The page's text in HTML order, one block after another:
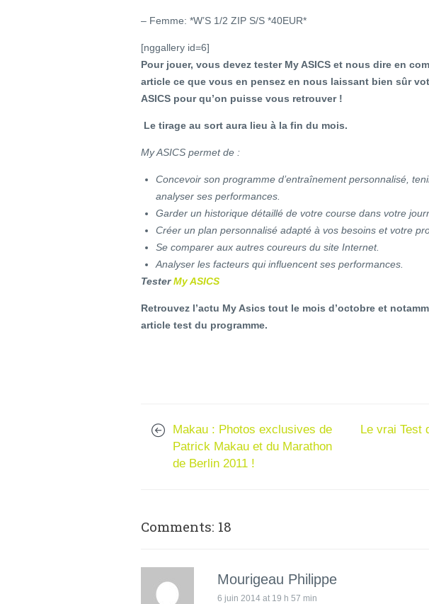
– Femme: *W’S 1/2 ZIP S/S *40EUR*
[nggallery id=6]
Pour jouer, vous devez tester My ASICS et nous dire en
article ce que vous en pensez en nous laissant bien sûr
ASICS pour qu’on puisse vous retrouver !
Le tirage au sort aura lieu à la fin du mois.
My ASICS permet de :
Concevoir son programme d’entraînement personnalisé,
analyser ses performances.
Garder un historique détaillé de votre course dans votre
Créer un plan personnalisé adapté à vos besoins et votre
Se comparer aux autres coureurs du site Internet.
Analyser les facteurs qui influencent ses performances.
TesterMy ASICS
Retrouvez l’actu My Asics tout le mois d’octobre et
article test du programme.
Makau : Photos exclusives de
Patrick Makau et du Marathon
de Berlin 2011 !
Le vrai Test
Comments: 18
Mourigeau Philippe
6 juin 2014 at 19 h 57 min